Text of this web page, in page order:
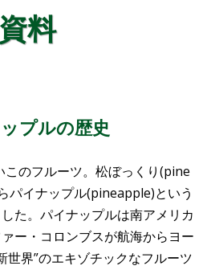
資料
プルの歴史
のフルーツ。松ぼっくり(pine
パイナップル(pineapple)という
た。パイナップルは南アメリカ
ー・コロンブスが航海からヨー
世界”のエキゾチックなフルーツ